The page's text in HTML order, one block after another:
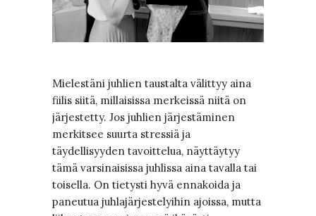
Mielestäni juhlien taustalta välittyy aina
fiilis siitä, millaisissa merkeissä niitä on
järjestetty. Jos juhlien järjestäminen
merkitsee suurta stressiä ja
täydellisyyden tavoittelua, näyttäytyy
tämä varsinaisissa juhlissa aina tavalla tai
toisella. On tietysti hyvä ennakoida ja
paneutua juhlajärjestelyihin ajoissa, mutta